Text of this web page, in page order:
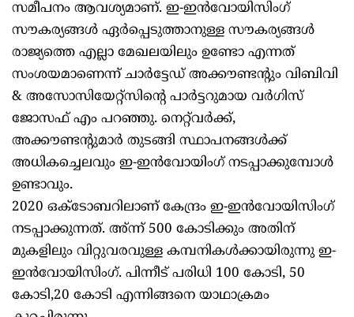
സമീപനം ആവശ്യമാണ്. ഇ-ഇന്‍വോയിസിംഗ്
സൗകര്യങ്ങള്‍ ഏര്‍പ്പെടുത്താനുള്ള സൗകര്യങ്ങള്‍
രാജ്യത്തെ എല്ലാ മേഖലയിലും ഉണ്ടോ എന്നത്
സംശയമാണെന്ന് ചാര്‍ട്ടേഡ് അക്കൗണ്ടന്റും വിബിവി
& അസോസിയേറ്റ്‌സിന്റെ പാര്‍ട്ടറുമായ വര്‍ഗിസ്
ജോസഫ് എം പറഞ്ഞു. നെറ്റ്‌വര്‍ക്ക്,
അക്കൗണ്ടന്റുമാര്‍ തുടങ്ങി സ്ഥാപനങ്ങള്‍ക്ക്
അധികച്ചെലവും ഇ-ഇന്‍വോയിംഗ് നടപ്പാക്കുമ്പോള്‍
ഉണ്ടാവും.
2020 ഒക്ടോബറിലാണ് കേന്ദ്രം ഇ-ഇന്‍വോയിസിംഗ്
നടപ്പാക്കുന്നത്. അ്ന്ന് 500 കോടിക്കും അതിന്
മുകളിലും വിറ്റുവരവുള്ള കമ്പനികള്‍ക്കായിരുന്നു ഇ-
ഇന്‍വോയിസിംഗ്. പിന്നീട് പരിധി 100 കോടി, 50
കോടി,20 കോടി എന്നിങ്ങനെ യാഥാക്രമം